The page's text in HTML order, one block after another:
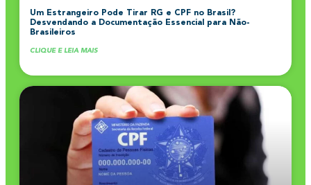
Um Estrangeiro Pode Tirar RG e CPF no Brasil?
Desvendando a Documentação Essencial para Não-
Brasileiros
CLIQUE E LEIA MAIS